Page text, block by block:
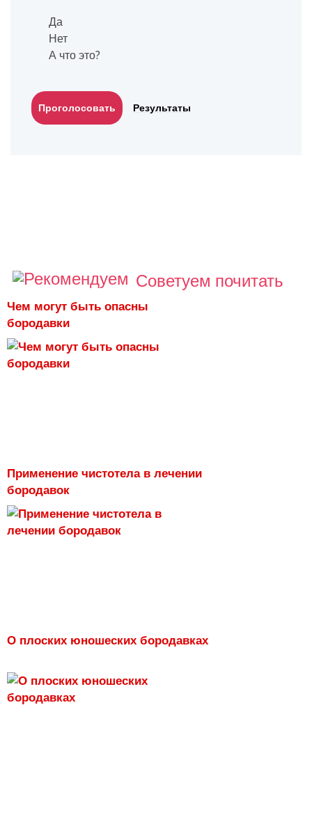
Да
Нет
А что это?
Результаты
Советуем почитать
Чем могут быть опасны
бородавки
Применение чистотела в лечении
бородавок
О плоских юношеских бородавках